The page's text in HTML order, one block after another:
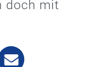
doch mit